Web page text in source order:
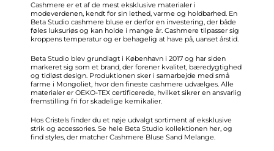
Cashmere er et af de mest eksklusive materialer i
modeverdenen, kendt for sin lethed, varme og holdbarhed. En
Beta Studio cashmere bluse er derfor en investering, der både
føles luksuriøs og kan holde i mange år. Cashmere tilpasser sig
kroppens temperatur og er behagelig at have på, uanset årstid.
Beta Studio blev grundlagt i København i 2017 og har siden
markeret sig som et brand, der forener kvalitet, bæredygtighed
og tidløst design. Produktionen sker i samarbejde med små
farme i Mongoliet, hvor den fineste cashmere udvælges. Alle
materialer er OEKO-TEX certificerede, hvilket sikrer en ansvarlig
fremstilling fri for skadelige kemikalier.
Hos Cristels finder du et nøje udvalgt sortiment af eksklusive
strik og accessories. Se hele Beta Studio kollektionen her, og
find styles, der matcher Cashmere Bluse Sand Melange.